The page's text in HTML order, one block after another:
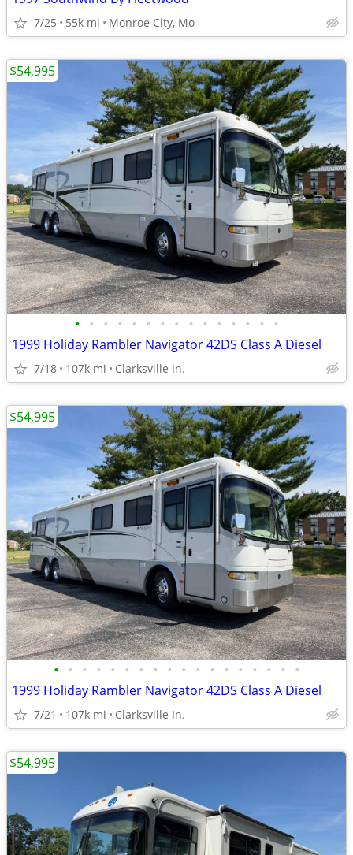
7/25 55k mi Monroe City, Mo
• • • • • • • • • • • • • • •
1999 Holiday Rambler Navigator 42DS Class A Diesel
7/18 107k mi Clarksville In.
$54,995
• • • • • • • • • • • • • • • • • •
1999 Holiday Rambler Navigator 42DS Class A Diesel
7/21 107k mi Clarksville In.
$54,995
$54,995